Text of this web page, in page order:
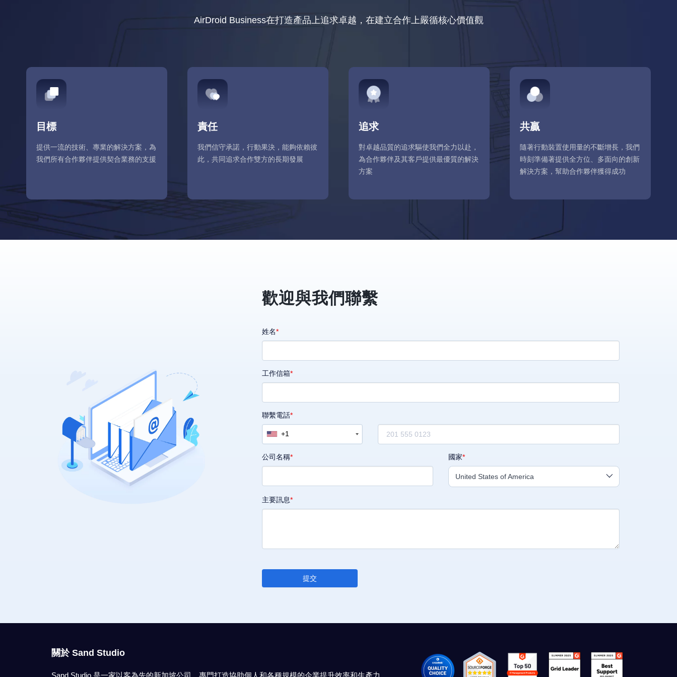
AirDroid Business在打造產品上追求卓越，在建立合作上嚴循核心價值觀
目標
提供一流的技術、專業的解決方案，為
我們所有合作夥伴提供契合業務的支援
責任
我們信守承諾，行動果決，能夠依賴彼
此，共同追求合作雙方的長期發展
追求
對卓越品質的追求驅使我們全力以赴，
為合作夥伴及其客戶提供最優質的解決
方案
共贏
隨著行動裝置使用量的不斷增長，我們
時刻準備著提供全方位、多面向的創新
解決方案，幫助合作夥伴獲得成功
歡迎與我們聯繫
姓名
工作信箱
聯繫電話
+1
公司名稱 國家
United States of America
主要訊息
提交
關於 Sand Studio
Sand Studio 是一家以客為先的新加坡公司，專門打造協助個人和各種規模的企業提升效率和生產力